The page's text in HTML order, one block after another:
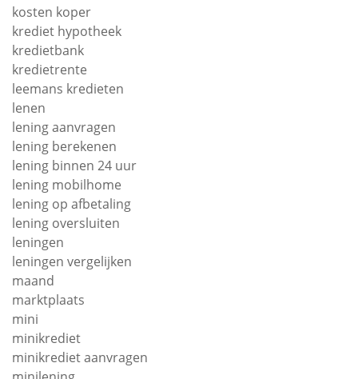
kosten koper
krediet hypotheek
kredietbank
kredietrente
leemans kredieten
lenen
lening aanvragen
lening berekenen
lening binnen 24 uur
lening mobilhome
lening op afbetaling
lening oversluiten
leningen
leningen vergelijken
maand
marktplaats
mini
minikrediet
minikrediet aanvragen